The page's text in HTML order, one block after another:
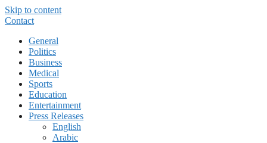
Skip to content
Contact
General
Politics
Business
Medical
Sports
Education
Entertainment
Press Releases
English
Arabic